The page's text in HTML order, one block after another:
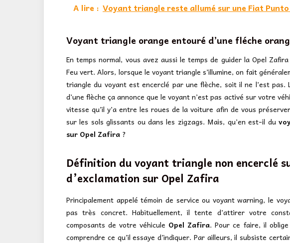
A lire : Voyant triangle reste allumé sur une Fiat
Voyant triangle orange entouré d’une fléche
En temps normal, vous avez aussi le temps de guider la Opel
Feu vert. Alors, lorsque le voyant triangle s’illumine, on fait
triangle du voyant est encerclé par une flèche, soit il ne l’est
d’une flèche ça annonce que le voyant n’est pas activé sur votre
vitesse qu’il y’a entre les roues de la voiture afin de vous
sur les sols glissants ou dans les zigzags. Mais, qu’en est-il du
sur Opel Zafira ?
Définition du voyant triangle non encerclé
d’exclamation sur Opel Zafira
Principalement appelé témoin de service ou voyant warning, le
pas très concret. Habituellement, il tente d’attirer votre
composants de votre véhicule Opel Zafira. Pour ce faire, il
comprendre ce qu’il essaye d’indiquer. Par ailleurs, il subsiste